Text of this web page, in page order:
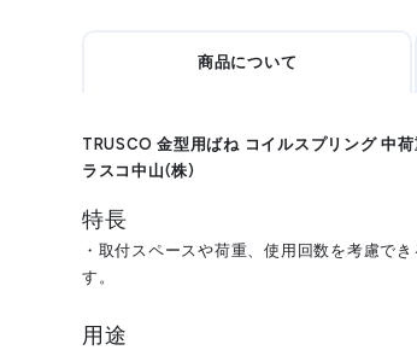
商品について
TRUSCO 金型用ばね コイルスプリング 中
ラスコ中山(株)
特長
・取付スペースや荷重、使用回数を考慮で
す。
用途